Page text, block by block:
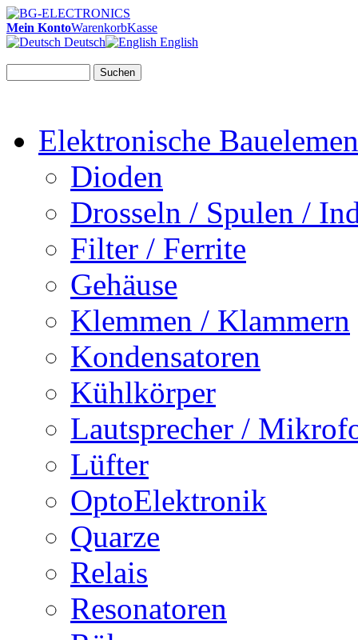
Mein KontoWarenkorbKasse
Deutsch
English
Suchen
Elektronische
Dioden
Drosseln / Spulen /
Filter / Ferrite
Gehäuse
Klemmen / Klammern
Kondensatoren
Kühlkörper
Lautsprecher /
Lüfter
OptoElektronik
Quarze
Relais
Resonatoren